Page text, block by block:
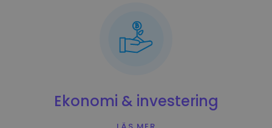
Prisuppdateringar i realtid för dina favoritmynt
Portföljanalys
Ekonomi & investering